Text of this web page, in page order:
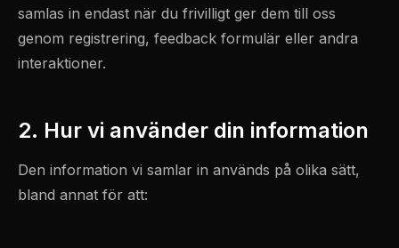
samlas in endast när du frivilligt ger dem till oss
genom registrering, feedback formulär eller andra
interaktioner.
2. Hur vi använder din information
Den information vi samlar in används på olika sätt,
bland annat för att: